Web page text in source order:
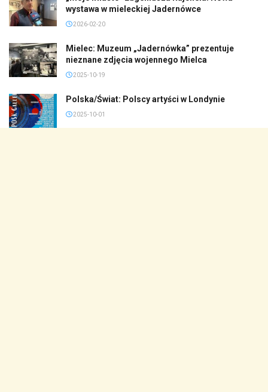
wystawa w mieleckiej Jadernówce
2026-02-20
Mielec: Muzeum „Jadernówka” prezentuje
nieznane zdjęcia wojennego Mielca
2025-10-19
Polska/Świat: Polscy artyści w Londynie
2025-10-01